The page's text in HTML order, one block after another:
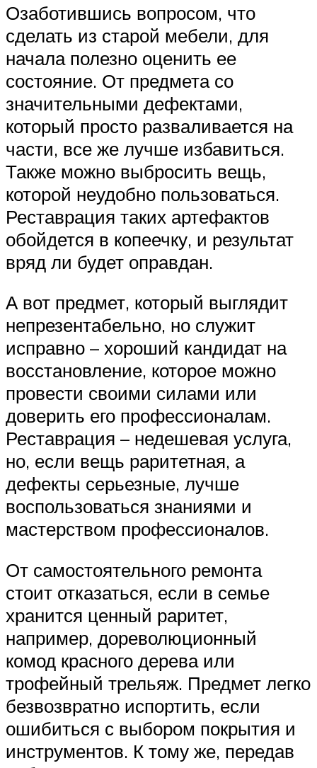
Озаботившись вопросом, что
сделать из старой мебели, для
начала полезно оценить ее
состояние. От предмета со
значительными дефектами,
который просто разваливается на
части, все же лучше избавиться.
Также можно выбросить вещь,
которой неудобно пользоваться.
Реставрация таких артефактов
обойдется в копеечку, и результат
вряд ли будет оправдан.
А вот предмет, который выглядит
непрезентабельно, но служит
исправно – хороший кандидат на
восстановление, которое можно
провести своими силами или
доверить его профессионалам.
Реставрация – недешевая услуга,
но, если вещь раритетная, а
дефекты серьезные, лучше
воспользоваться знаниями и
мастерством профессионалов.
От самостоятельного ремонта
стоит отказаться, если в семье
хранится ценный раритет,
например, дореволюционный
комод красного дерева или
трофейный трельяж. Предмет легко
безвозвратно испортить, если
ошибиться с выбором покрытия и
инструментов. К тому же, передав